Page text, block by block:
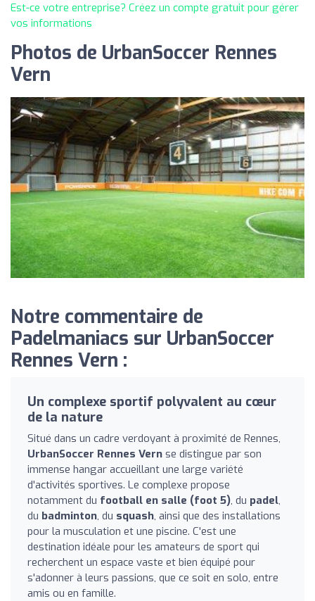
Est-ce votre entreprise? Créez un compte gratuit pour gérer
vos informations
Photos de UrbanSoccer Rennes
Vern
Notre commentaire de
Padelmaniacs sur UrbanSoccer
Rennes Vern :
Un complexe sportif polyvalent au cœur
de la nature
Situé dans un cadre verdoyant à proximité de Rennes,
UrbanSoccer Rennes Vern se distingue par son
immense hangar accueillant une large variété
d'activités sportives. Le complexe propose
notamment du football en salle (foot 5), du padel,
du badminton, du squash, ainsi que des installations
pour la musculation et une piscine. C'est une
destination idéale pour les amateurs de sport qui
recherchent un espace vaste et bien équipé pour
s'adonner à leurs passions, que ce soit en solo, entre
amis ou en famille.